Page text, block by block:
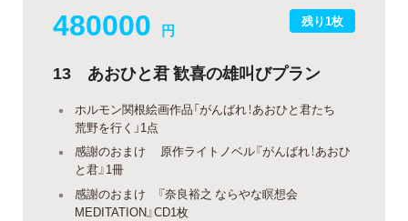
残り1枚
480000 円
13 あおひと君 歓喜の雄叫びプラン
ホルモン関根絵画作品「がんばれ！あおひと君たち
荒野を行く」1点
感謝のおまけ 原作ライトノベル『がんばれ！あおひ
と君』1冊
感謝のおまけ 『奈良裕之 ならやな瞑想会
MEDITATION』CD1枚